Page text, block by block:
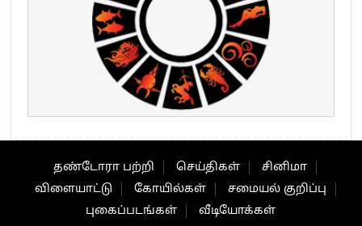
தண்டோரா பற்றி செய்திகள்
சினிமா
விளையாட்டு
கோயில்கள்
சமையல் குறிப்பு
புகைப்படங்கள்
வீடியோக்கள்